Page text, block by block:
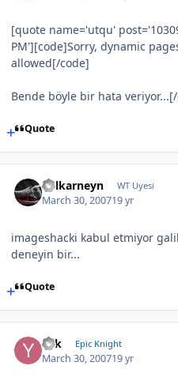
[quote name='utqu'
PM'][code]Sorry, dynamic
allowed[/code]
Bende böyle bir hata
Quote
Zulkarneyn WT Uyesi
March 30, 200719 yr
imageshacki kabul etmiyor
deneyin bir...
Quote
Yek Epic Knight
March 30, 200719 yr